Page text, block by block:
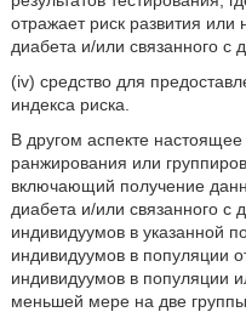
отражает риск развития или
диабета и/или связанного с
(iv) средство для
индекса риска.
В другом аспекте
ранжирования или
включающий получение
диабета и/или связанного с
индивидуумов в указанной
индивидуумов в популяции
индивидуумов в популяции
меньшей мере на две